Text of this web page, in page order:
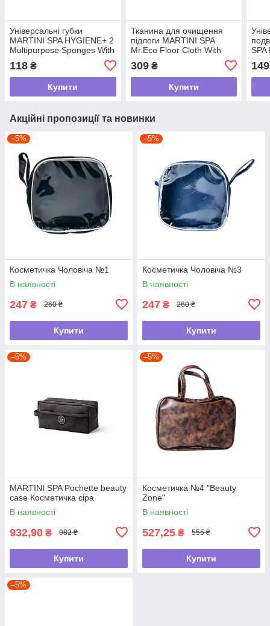
Універсальні губки
MARTINI SPA HYGIENE+ 2
Multipurpose Sponges With
нескречувальним
волокном, 2 шт
118 ₴
Купити
Тканина для очищення
підлоги MARTINI SPA
Mr.Eco Floor Cloth With
бамбуком та бавовною,
50x50 см
309₴
Купити
SPA
149
Акційні пропозиції та новинки
–5%
Косметичка Чоловіча №1
В наявності
247 ₴ 260 ₴
Купити
–5%
Косметичка Чоловіча №3
В наявності
247 ₴ 260 ₴
Купити
–5%
MARTINI SPA Pochette beauty
case Косметичка сіра
В наявності
932,90 ₴ 982 ₴
Купити
–5%
Косметичка №4 "Beauty
Zone"
В наявності
527,25 ₴ 555 ₴
Купити
–5%